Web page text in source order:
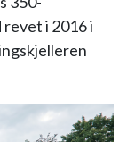
i 2016 i